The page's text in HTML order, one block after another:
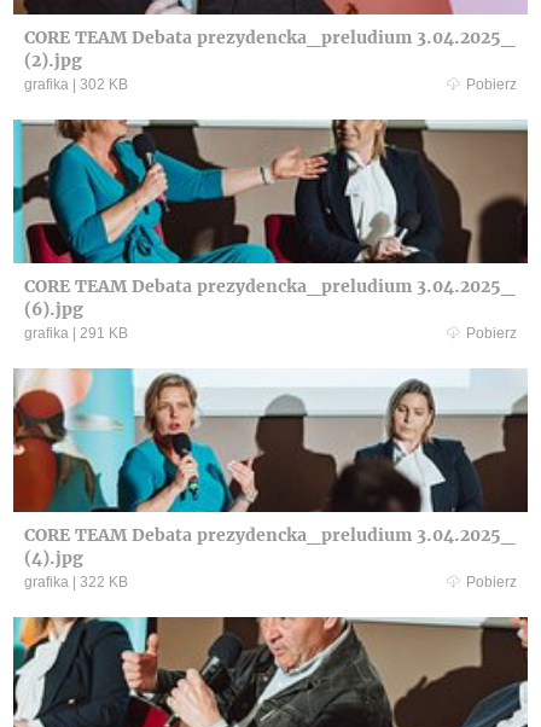
CORE TEAM Debata prezydencka_preludium 3.04.2025_
(2).jpg
grafika | 302 KB Pobierz
CORE TEAM Debata prezydencka_preludium 3.04.2025_
(6).jpg
grafika | 291 KB Pobierz
CORE TEAM Debata prezydencka_preludium 3.04.2025_
(4).jpg
grafika | 322 KB Pobierz